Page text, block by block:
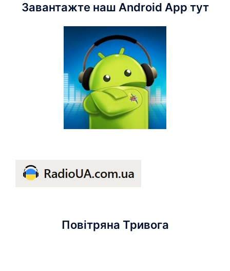
Завантажте наш Android App тут
Повітряна Тривога